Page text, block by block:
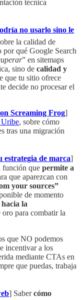
técnica
no usarlo sino le
la calidad de
por qué Google Search
” en sitemaps
sino de calidad y
que tu sitio ofrece
decide no procesar el
Screaming Frog]
, sobre cómo
tras una migración
estrategia de marca]
función que permite a
que aparezcan con
your sources”
de momento
la
para combatir la
que NO podemos
incentivar a los
mediante CTAs en
que puedas, trabaja
] Sabercómo